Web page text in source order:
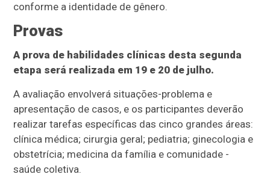
conforme a identidade de gênero.
Provas
A prova de habilidades clínicas desta segunda
etapa será realizada em 19 e 20 de julho.
A avaliação envolverá situações-problema e
apresentação de casos, e os participantes deverão
realizar tarefas específicas das cinco grandes áreas:
clínica médica; cirurgia geral; pediatria; ginecologia e
obstetrícia; medicina da família e comunidade -
saúde coletiva.